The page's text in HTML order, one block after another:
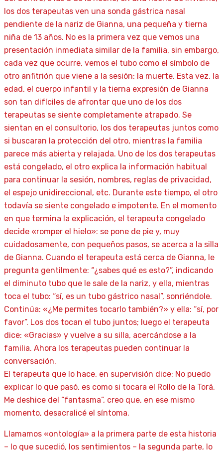
los dos terapeutas ven una sonda gástrica nasal
pendiente de la nariz de Gianna, una pequeña y tierna
niña de 13 años. No es la primera vez que vemos una
presentación inmediata similar de la familia, sin embargo,
cada vez que ocurre, vemos el tubo como el símbolo de
otro anfitrión que viene a la sesión: la muerte. Esta vez, la
edad, el cuerpo infantil y la tierna expresión de Gianna
son tan difíciles de afrontar que uno de los dos
terapeutas se siente completamente atrapado. Se
sientan en el consultorio, los dos terapeutas juntos como
si buscaran la protección del otro, mientras la familia
parece más abierta y relajada. Uno de los dos terapeutas
está congelado, el otro explica la información habitual
para continuar la sesión, nombres, reglas de privacidad,
el espejo unidireccional, etc. Durante este tiempo, el otro
todavía se siente congelado e impotente. En el momento
en que termina la explicación, el terapeuta congelado
decide «romper el hielo»: se pone de pie y, muy
cuidadosamente, con pequeños pasos, se acerca a la silla
de Gianna. Cuando el terapeuta está cerca de Gianna, le
pregunta gentilmente: “¿sabes qué es esto?”, indicando
el diminuto tubo que le sale de la nariz, y ella, mientras
toca el tubo: “sí, es un tubo gástrico nasal”, sonriéndole.
Continúa: «¿Me permites tocarlo también?» y ella: “sí, por
favor”. Los dos tocan el tubo juntos; luego el terapeuta
dice: «Gracias» y vuelve a su silla, acercándose a la
familia. Ahora los terapeutas pueden continuar la
conversación.
El terapeuta que lo hace, en supervisión dice: No puedo
explicar lo que pasó, es como si tocara el Rollo de la Torá.
Me deshice del “fantasma”, creo que, en ese mismo
momento, desacralicé el síntoma.
Llamamos «ontología» a la primera parte de esta historia
– lo que sucedió, los sentimientos – la segunda parte, lo